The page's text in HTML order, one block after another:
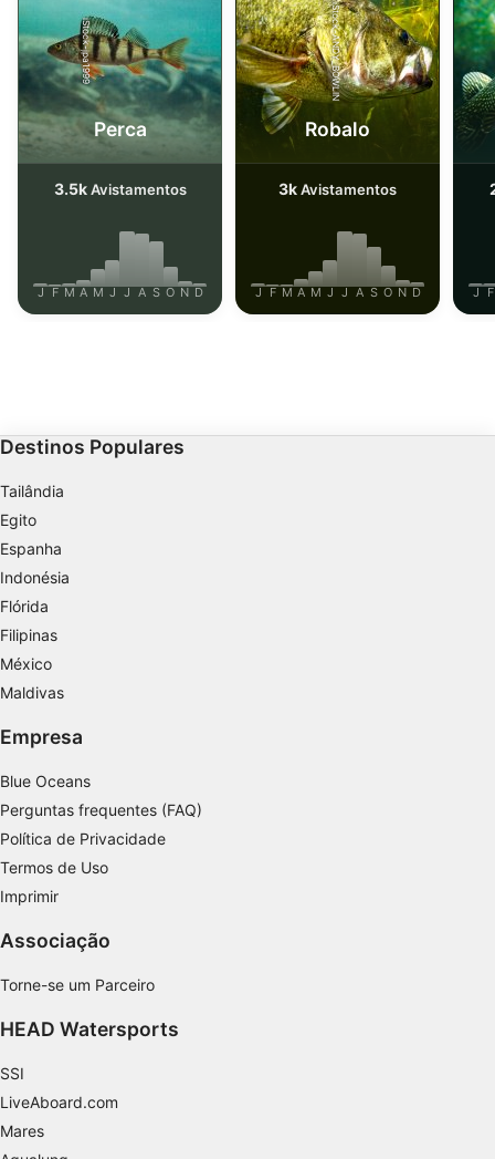
iStock-jpa1999
Perca
3.5kAvistamentos
J F M A M J J A S O N D
iStock-ANDY_BOWLIN
Robalo
3kAvistamentos
J F M A M J J A S O N D J F
Destinos Populares
Tailândia
Egito
Espanha
Indonésia
Flórida
Filipinas
México
Maldivas
Empresa
Blue Oceans
Perguntas frequentes (FAQ)
Política de Privacidade
Termos de Uso
Imprimir
Associação
Torne-se um Parceiro
HEAD Watersports
SSI
LiveAboard.com
Mares